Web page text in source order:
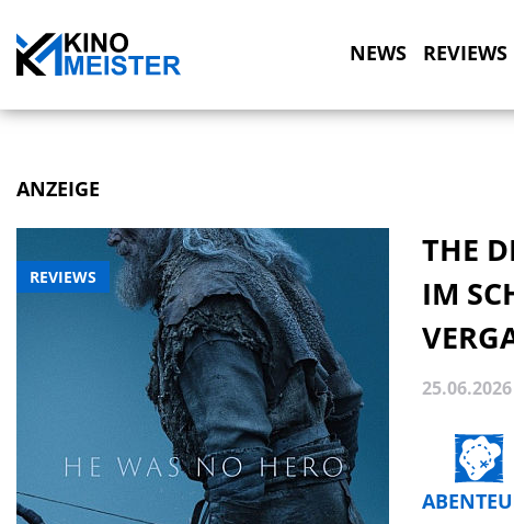
NEWS REVIEWS
ANZEIGE
REVIEWS
THE
IM
25.06.2026